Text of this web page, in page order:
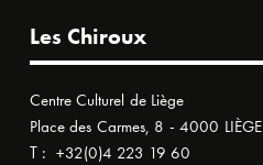
Les Chiroux
Centre Culturel de Liège
Place des Carmes, 8 - 4000 LIÈGE
T : +32(0)4 223 19 60